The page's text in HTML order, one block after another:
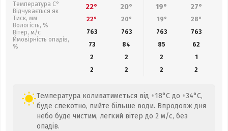
Температура С°
Відчувається як
Тиск, мм
Вологість, %
Вітер, м/с
Ймовірність опадів,
%
22° 20° 19° 27°
22° 20° 19° 28°
763
763 763 763
73
84 85 62
2
2 2
1
2
2 2 2
Температура коливатиметься від +18°C до +34°C,
буде спекотно, пийте більше води. Впродовж дня
небо буде чистим, легкий вітер до 2 м/с, без
опадів.